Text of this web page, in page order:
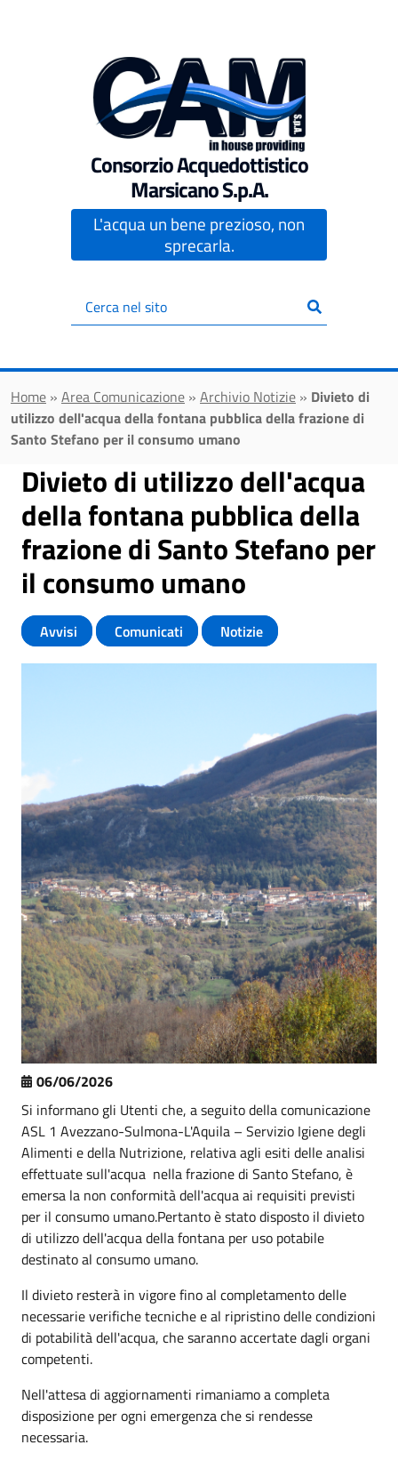
Consorzio Acquedottistico
Marsicano S.p.A.
L'acqua un bene prezioso, non
sprecarla.
Inserisci
il
Home » Area Comunicazione » Archivio Notizie » Divieto di
utilizzo dell'acqua della fontana pubblica della frazione di
Santo Stefano per il consumo umano
Divieto di utilizzo dell'acqua
della fontana pubblica della
frazione di Santo Stefano per
il consumo umano
Avvisi Comunicati Notizie
06/06/2026
Si informano gli Utenti che, a seguito della comunicazione
ASL 1 Avezzano-Sulmona-L'Aquila – Servizio Igiene degli
Alimenti e della Nutrizione, relativa agli esiti delle analisi
effettuate sull'acqua nella frazione di Santo Stefano, è
emersa la non conformità dell'acqua ai requisiti previsti
per il consumo umano.Pertanto è stato disposto il divieto
di utilizzo dell'acqua della fontana per uso potabile
destinato al consumo umano.
Il divieto resterà in vigore fino al completamento delle
necessarie verifiche tecniche e al ripristino delle condizioni
di potabilità dell'acqua, che saranno accertate dagli organi
competenti.
Nell'attesa di aggiornamenti rimaniamo a completa
disposizione per ogni emergenza che si rendesse
necessaria.